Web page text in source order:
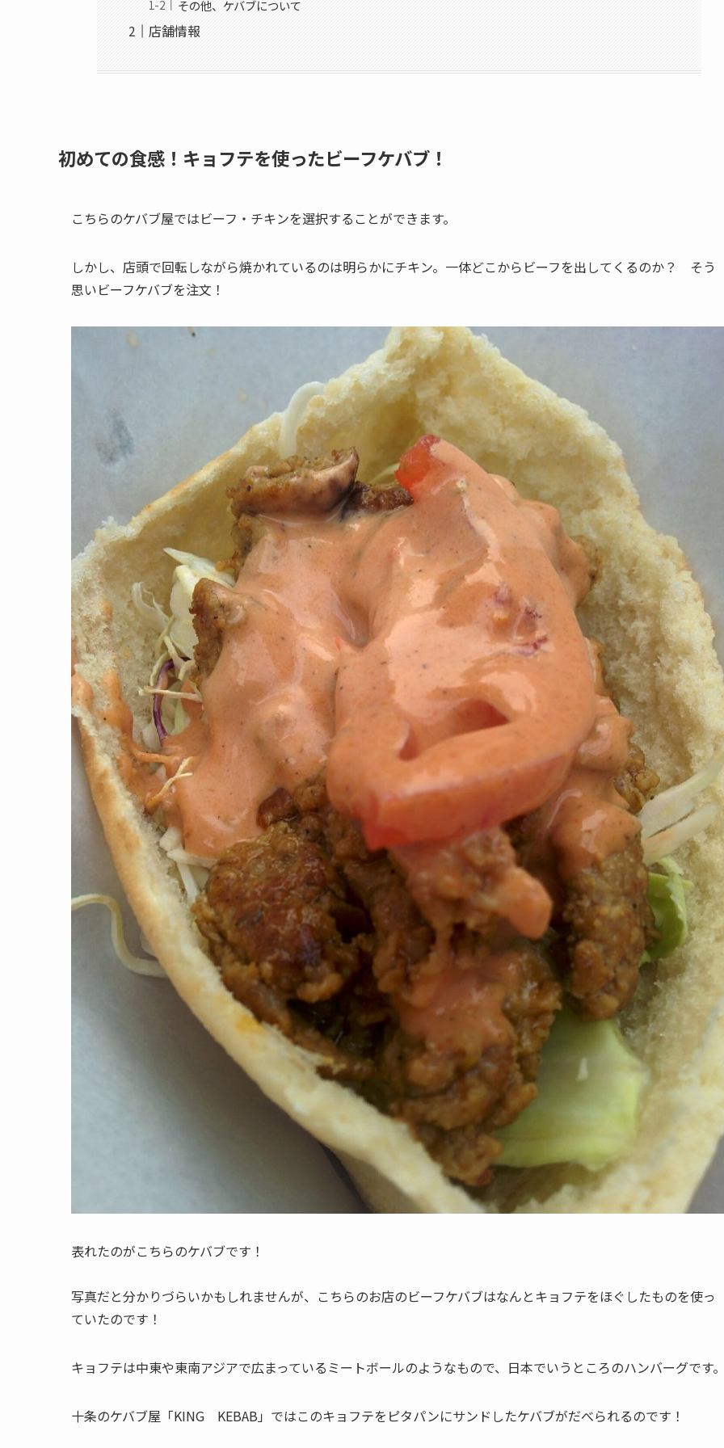
その他、ケバブについて
店舗情報
初めての食感！キョフテを使ったビーフケバブ！
こちらのケバブ屋ではビーフ・チキンを選択することができます。
しかし、店頭で回転しながら焼かれているのは明らかにチキン。一体どこからビーフを出してくるのか？ そう
思いビーフケバブを注文！
表れたのがこちらのケバブです！
写真だと分かりづらいかもしれませんが、こちらのお店のビーフケバブはなんとキョフテをほぐしたものを使っ
ていたのです！
キョフテは中東や東南アジアで広まっているミートボールのようなもので、日本でいうところのハンバーグです
十条のケバブ屋「KING KEBAB」ではこのキョフテをピタパンにサンドしたケバブがだべられるのです！